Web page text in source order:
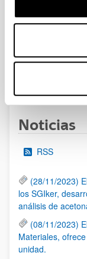
Noticias
RSS
(28/11/2023)
los SGIker,
análisis de
(08/11/2023)
Materiales,
unidad.